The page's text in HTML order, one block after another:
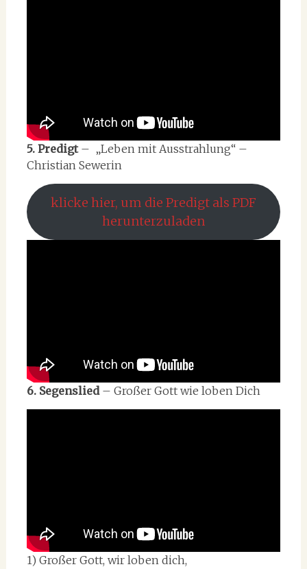
5. Predigt – „Leben mit Ausstrahlung“ –
Christian Sewerin
klicke hier, um die Predigt als PDF
herunterzuladen
6. Segenslied– Großer Gott wie loben Dich
1) Großer Gott, wir loben dich,